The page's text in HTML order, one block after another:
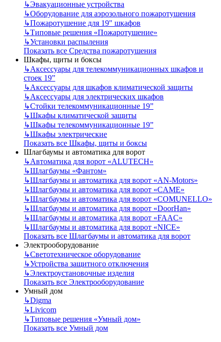
↳Эвакуационные устройства
↳Оборудование для аэрозольного пожаротушения
↳Пожаротушение для 19" шкафов
↳Типовые решения «Пожаротушение»
↳Установки распыления
Показать все Средства пожаротушения
Шкафы, щиты и боксы
↳Аксессуары для телекоммуникационных шкафов и
стоек 19”
↳Аксессуары для шкафов климатической защиты
↳Аксессуары для электрических шкафов
↳Стойки телекоммуникационные 19”
↳Шкафы климатической защиты
↳Шкафы телекоммуникационные 19”
↳Шкафы электрические
Показать все Шкафы, щиты и боксы
Шлагбаумы и автоматика для ворот
↳Автоматика для ворот «ALUTECH»
↳Шлагбаумы «Фантом»
↳Шлагбаумы и автоматика для ворот «AN-Motors»
↳Шлагбаумы и автоматика для ворот «CAME»
↳Шлагбаумы и автоматика для ворот «COMUNELLO»
↳Шлагбаумы и автоматика для ворот «DoorHan»
↳Шлагбаумы и автоматика для ворот «FAAC»
↳Шлагбаумы и автоматика для ворот «NICE»
Показать все Шлагбаумы и автоматика для ворот
Электрооборудование
↳Светотехническое оборудование
↳Устройства защитного отключения
↳Электроустановочные изделия
Показать все Электрооборудование
Умный дом
↳Digma
↳Livicom
↳Типовые решения «Умный дом»
Показать все Умный дом